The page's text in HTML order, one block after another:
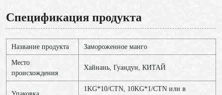
Спецификация продукта
Название продукта Замороженное манго
Место
происхождения
Хайнань, Гуандун, КИТАЙ
1KG*10/CTN, 10KG*1/CTN или в